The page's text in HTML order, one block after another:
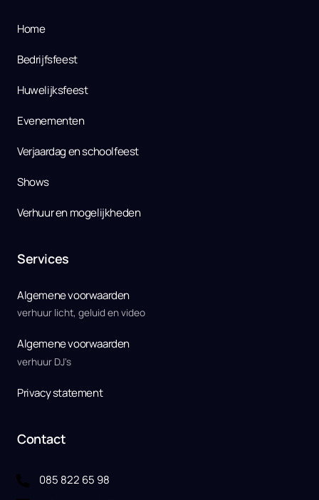
Home
Bedrijfsfeest
Huwelijksfeest
Evenementen
Verjaardag en schoolfeest
Shows
Verhuur en mogelijkheden
Services
Algemene voorwaarden
verhuur licht, geluid en video
Algemene voorwaarden
verhuur DJ's
Privacy statement
Contact
085 822 65 98